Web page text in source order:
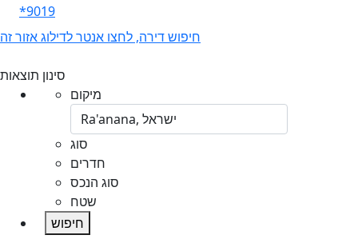
*9019
חיפוש דירה, לחצו אנטר לדילוג אזור זה
סינון תוצאות
מיקום
סוג
חדרים
סוג הנכס
שטח
חיפוש